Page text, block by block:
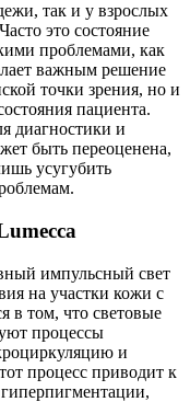
так и у взрослых
это состояние
проблемами, как
важным решение
точки зрения, но и
пациента.
диагностики и
быть переоценена,
усугубить
импульсный свет
на участки кожи с
в том, что световые
процессы
и
процесс приводит к